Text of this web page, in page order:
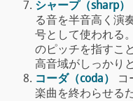
シャープ（sharp）
る音を半音高く演
号として使われる
のピッチを指すこ
高音域がしっかり
コーダ（coda）
コ
楽曲を終わらせる